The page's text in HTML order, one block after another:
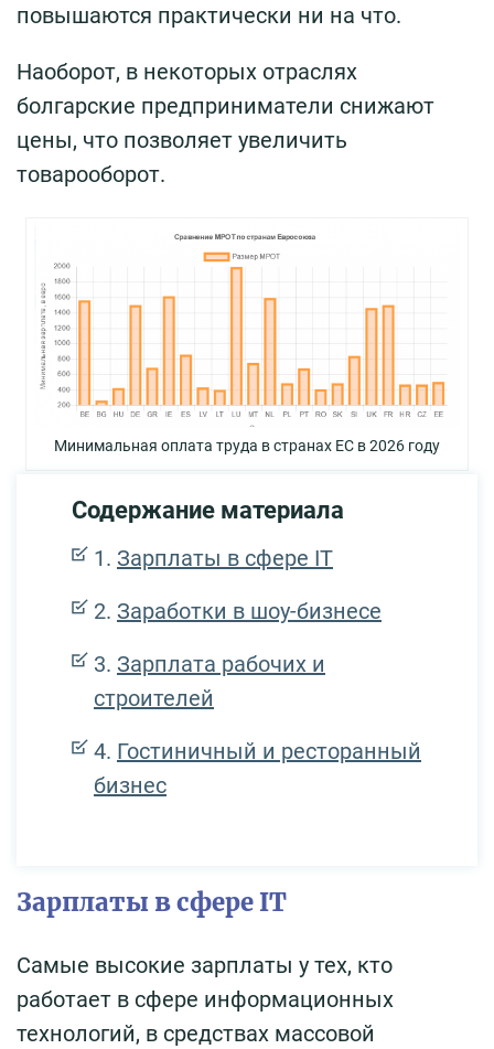
повышаются практически ни на что.
Наоборот, в некоторых отраслях
болгарские предприниматели снижают
цены, что позволяет увеличить
товарооборот.
Минимальная оплата труда в странах ЕС в 2026 году
Содержание материала
Зарплаты в сфере IT
Заработки в шоу-бизнесе
Зарплата рабочих и
строителей
Гостиничный и ресторанный
бизнес
Зарплаты в сфере IT
Самые высокие зарплаты у тех, кто
работает в сфере информационных
технологий, в средствах массовой